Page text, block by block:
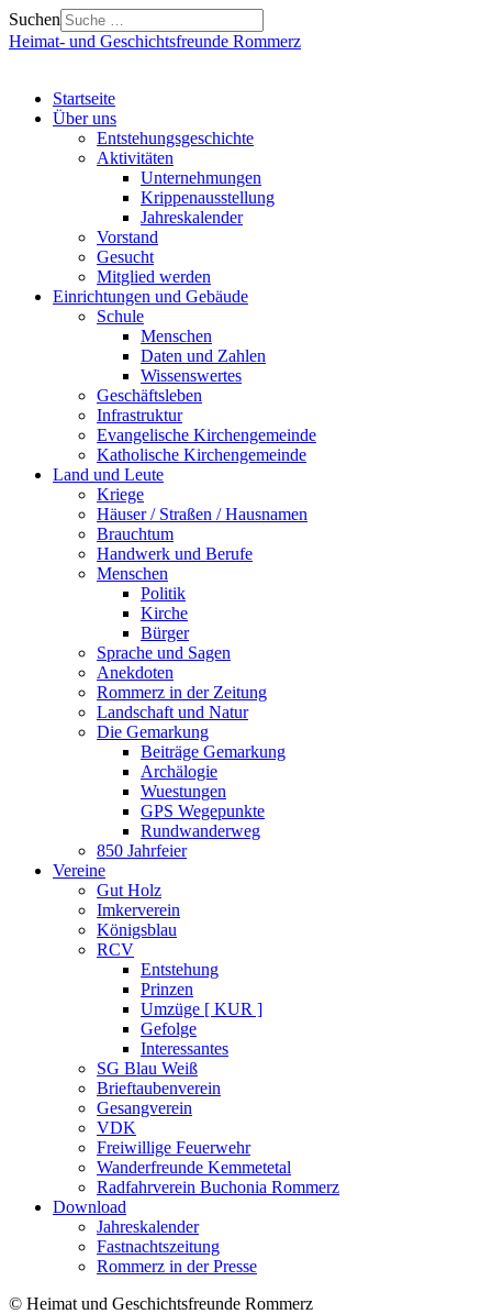
Suchen
Heimat- und Geschichtsfreunde Rommerz
Startseite
Über uns
Entstehungsgeschichte
Aktivitäten
Unternehmungen
Krippenausstellung
Jahreskalender
Vorstand
Gesucht
Mitglied werden
Einrichtungen und Gebäude
Schule
Menschen
Daten und Zahlen
Wissenswertes
Geschäftsleben
Infrastruktur
Evangelische Kirchengemeinde
Katholische Kirchengemeinde
Land und Leute
Kriege
Häuser / Straßen / Hausnamen
Brauchtum
Handwerk und Berufe
Menschen
Politik
Kirche
Bürger
Sprache und Sagen
Anekdoten
Rommerz in der Zeitung
Landschaft und Natur
Die Gemarkung
Beiträge Gemarkung
Archälogie
Wuestungen
GPS Wegepunkte
Rundwanderweg
850 Jahrfeier
Vereine
Gut Holz
Imkerverein
Königsblau
RCV
Entstehung
Prinzen
Umzüge [ KUR ]
Gefolge
Interessantes
SG Blau Weiß
Brieftaubenverein
Gesangverein
VDK
Freiwillige Feuerwehr
Wanderfreunde Kemmetetal
Radfahrverein Buchonia Rommerz
Download
Jahreskalender
Fastnachtszeitung
Rommerz in der Presse
© Heimat und Geschichtsfreunde Rommerz